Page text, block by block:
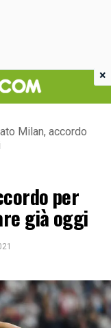
Milan, accordo
per
già oggi
×